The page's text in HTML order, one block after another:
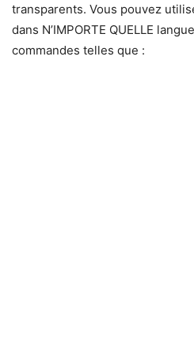
transparents. Vous pouvez
dans N’IMPORTE QUELLE
commandes telles que :